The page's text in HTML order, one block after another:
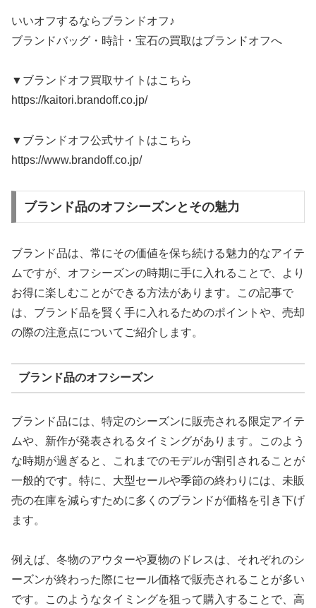
いいオフするならブランドオフ♪
ブランドバッグ・時計・宝石の買取はブランドオフへ
▼ブランドオフ買取サイトはこちら
https://kaitori.brandoff.co.jp/
▼ブランドオフ公式サイトはこちら
https://www.brandoff.co.jp/
ブランド品のオフシーズンとその魅力
ブランド品は、常にその価値を保ち続ける魅力的なアイテ
ムですが、オフシーズンの時期に手に入れることで、より
お得に楽しむことができる方法があります。この記事で
は、ブランド品を賢く手に入れるためのポイントや、売却
の際の注意点についてご紹介します。
ブランド品のオフシーズン
ブランド品には、特定のシーズンに販売される限定アイテ
ムや、新作が発表されるタイミングがあります。このよう
な時期が過ぎると、これまでのモデルが割引されることが
一般的です。特に、大型セールや季節の終わりには、未販
売の在庫を減らすために多くのブランドが価格を引き下げ
ます。
例えば、冬物のアウターや夏物のドレスは、それぞれのシ
ーズンが終わった際にセール価格で販売されることが多い
です。このようなタイミングを狙って購入することで、高